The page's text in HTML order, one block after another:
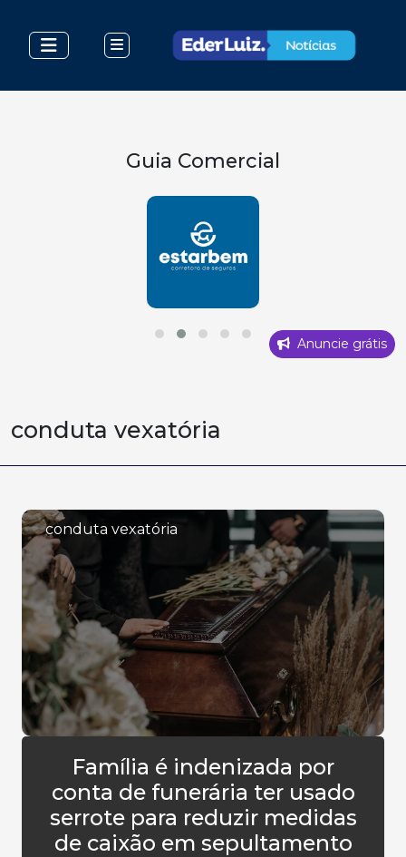
Guia Comercial
Anuncie grátis
conduta vexatória
conduta vexatória
Família é indenizada por
conta de funerária ter usado
serrote para reduzir medidas
de caixão em sepultamento